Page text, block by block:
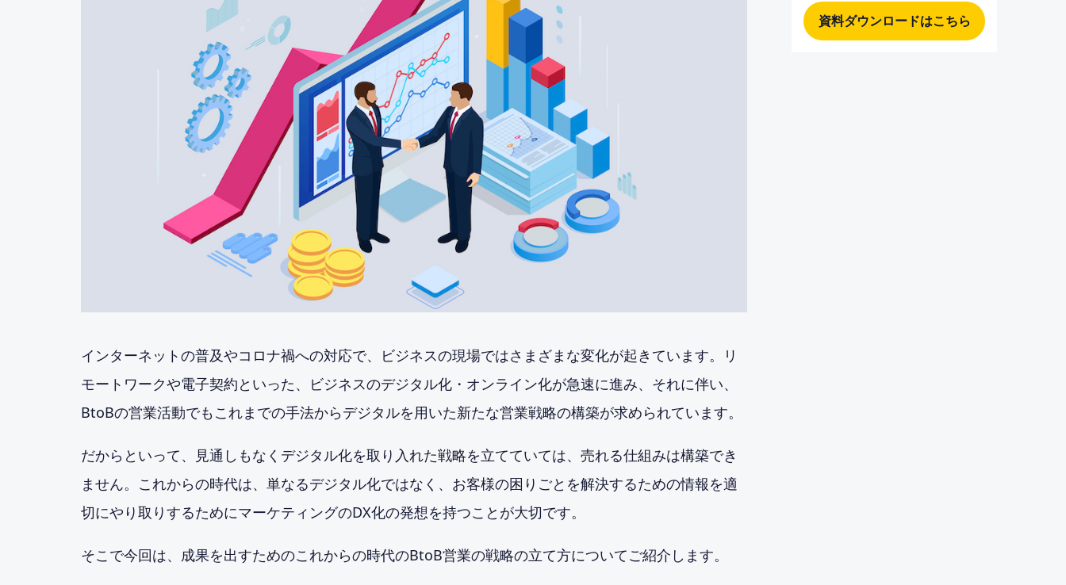
インターネットの普及やコロナ禍への対応で、ビジネスの現場ではさまざまな変化が起きています。リ
モートワークや電子契約といった、ビジネスのデジタル化・オンライン化が急速に進み、それに伴い、
BtoBの営業活動でもこれまでの手法からデジタルを用いた新たな営業戦略の構築が求められています。
だからといって、見通しもなくデジタル化を取り入れた戦略を立てていては、売れる仕組みは構築でき
ません。これからの時代は、単なるデジタル化ではなく、お客様の困りごとを解決するための情報を適
切にやり取りするためにマーケティングのDX化の発想を持つことが大切です。
そこで今回は、成果を出すためのこれからの時代のBtoB営業の戦略の立て方についてご紹介します。
資料ダウンロードはこちら